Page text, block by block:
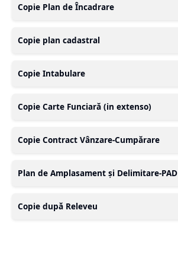
Copie Plan de Încadrare
Copie plan cadastral
Copie Intabulare
Copie Carte Funciară (in extenso)
Copie Contract Vânzare-Cumpărare
Plan de Amplasament și Delimitare-PAD
Copie după Releveu